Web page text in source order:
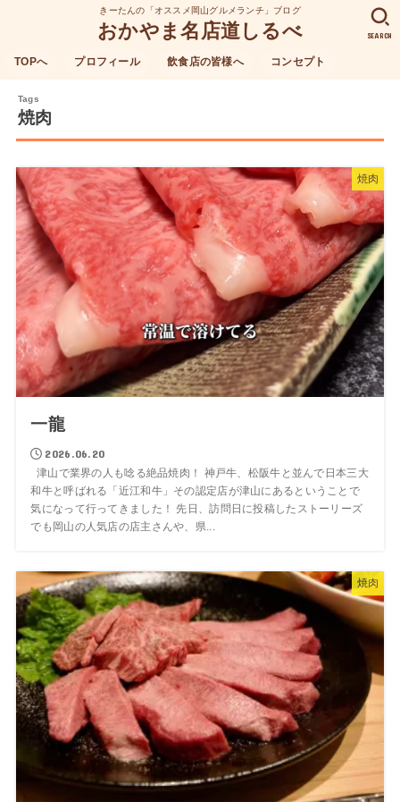
きーたんの「オススメ岡山グルメランチ」ブログ
おかやま名店道しるべ
TOPへ プロフィール 飲食店の皆様へ コンセプト
SEARCH
焼肉
焼肉
一龍
2026.06.20
津山で業界の人も唸る絶品焼肉！ 神戸牛、松阪牛と並んで日本三大
和牛と呼ばれる「近江和牛」その認定店が津山にあるということで
気になって行ってきました！ 先日、訪問日に投稿したストーリーズ
でも岡山の人気店の店主さんや、県...
焼肉